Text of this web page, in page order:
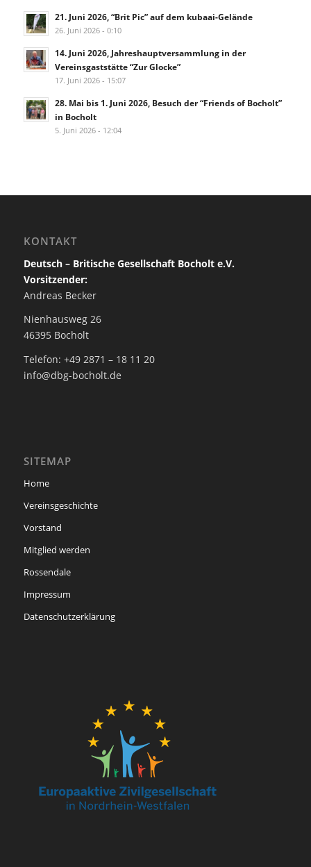
21. Juni 2026, “Brit Pic” auf dem kubaai-Gelände
26. Juni 2026 - 0:10
14. Juni 2026, Jahreshauptversammlung in der
Vereinsgaststätte “Zur Glocke”
17. Juni 2026 - 15:07
28. Mai bis 1. Juni 2026, Besuch der “Friends of Bocholt”
in Bocholt
5. Juni 2026 - 12:04
KONTAKT
Deutsch – Britische Gesellschaft Bocholt e.V.
Vorsitzender:
Andreas Becker
Nienhausweg 26
46395 Bocholt
Telefon: +49 2871 – 18 11 20
info@dbg-bocholt.de
SITEMAP
Home
Vereinsgeschichte
Vorstand
Mitglied werden
Rossendale
Impressum
Datenschutzerklärung